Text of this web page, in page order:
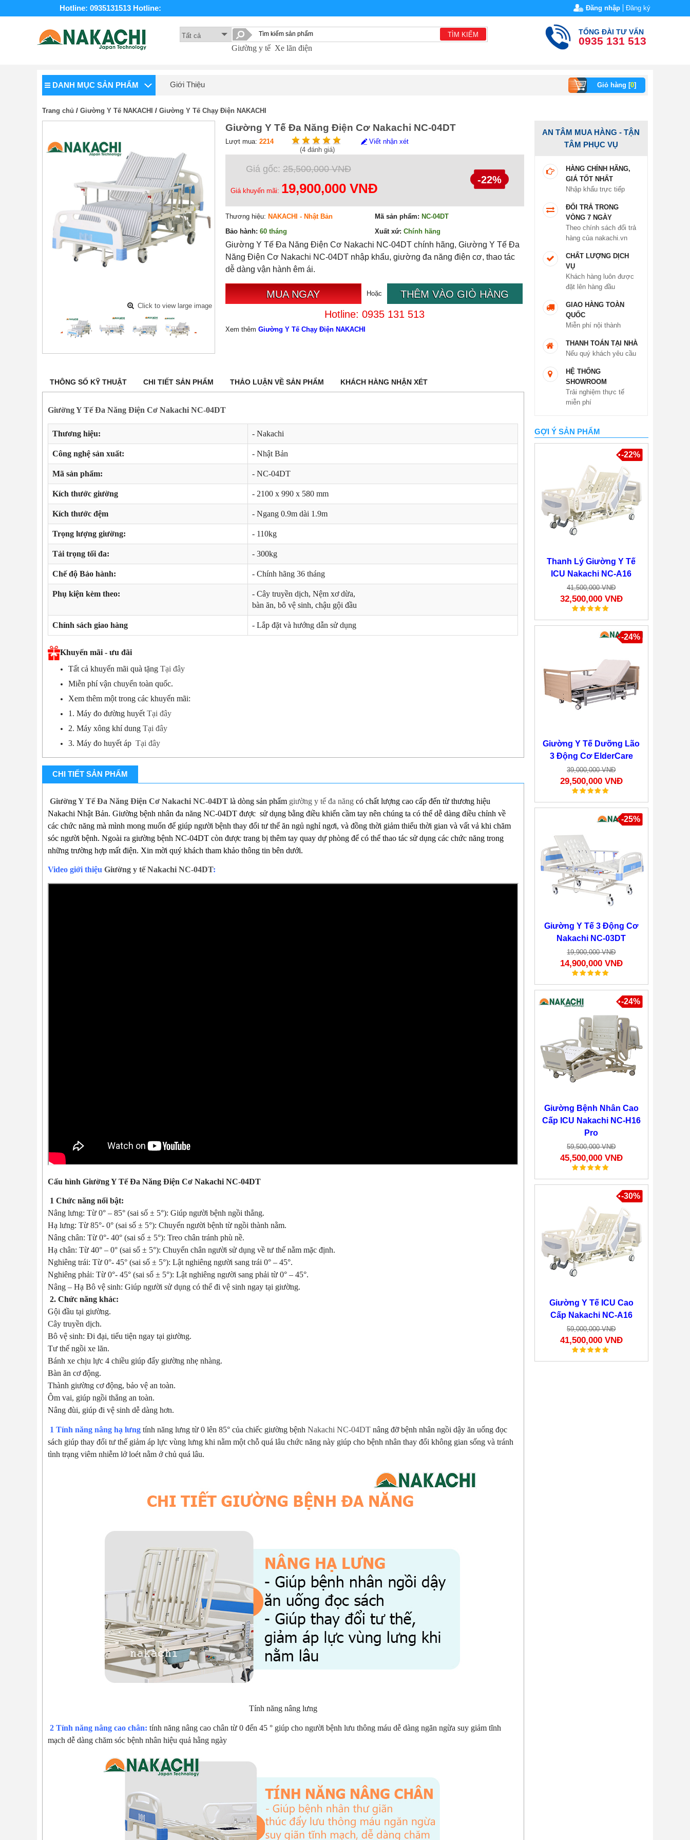
Hotline: 0935131513 Hotline: Đăng nhập Đăng ký
TÌM KIẾM
Giường y tế Xe lăn điện
TỔNG ĐÀI TƯ VẤN
0935 131 513
DANH MỤC SẢN PHẨM Giới Thiệu Giỏ hàng [0]
Trang chủ / Giường Y Tế NAKACHI / Giường Y Tế Chạy Điện NAKACHI
Click to view large image
Giường Y Tế Đa Năng Điện Cơ Nakachi NC-04DT
Lượt mua: 2214
(4đánh giá)
Viết nhận xét
Giá gốc: 25,500,000 VNĐ
Giá khuyến mãi: 19,900,000 VNĐ
-22%
Thương hiệu: NAKACHI - Nhật Bản Mã sản phẩm: NC-04DT
Bảo hành: 60tháng Xuất xứ: Chính hãng
Giường Y Tế Đa Năng Điện Cơ Nakachi NC-04DT chính hãng, Giường Y Tế Đa
Năng Điện Cơ Nakachi NC-04DT nhập khẩu, giường đa năng điện cơ, thao tác
dễ dàng vận hành êm ái.
MUA NGAY Hoặc
THÊM VÀO GIỎ HÀNG
Hotline: 0935 131 513
Xem thêm Giường Y Tế Chạy Điện NAKACHI
THÔNG SỐ KỸ THUẬT CHI TIẾT SẢN PHẨM THẢO LUẬN VỀ SẢN PHẨM KHÁCH HÀNG NHẬN XÉT
Giường Y Tế Đa Năng Điện Cơ Nakachi NC-04DT
Thương hiệu: - Nakachi
Công nghệ sản xuất: - Nhật Bản
Mã sản phẩm: - NC-04DT
Kích thước giường - 2100 x 990 x 580 mm
Kích thước đệm - Ngang 0.9m dài 1.9m
Trọng lượng giường: - 110kg
Tải trọng tối đa: - 300kg
Chế độ Bảo hành: - Chính hãng 36 tháng
Phụ kiện kèm theo:
- Cây truyền dịch, Nệm xơ dừa,
bàn ăn, bô vệ sinh, chậu gội đầu
Chính sách giao hàng - Lắp đặt và hướng dẫn sử dụng
Khuyến mãi - ưu đãi
Tất cả khuyến mãi quà tặng Tại đây
Miễn phí vận chuyển toàn quốc.
Xem thêm một trong các khuyến mãi:
1. Máy đo đường huyết Tại đây
2. Máy xông khí dung Tại đây
3. Máy đo huyết áp Tại đây
CHI TIẾT SẢN PHẨM
Giường Y Tế Đa Năng Điện Cơ Nakachi NC-04DT là dòng sản phẩm giường y tế đa năng có chất lượng cao cấp đến từ thương hiệu
Nakachi Nhật Bản. Giường bệnh nhân đa năng NC-04DT được sử dụng bằng điều khiển cầm tay nên chúng ta có thể dễ dàng điều chỉnh về
các chức năng mà mình mong muốn để giúp người bệnh thay đổi tư thế ăn ngủ nghỉ ngơi, và đồng thời giảm thiểu thời gian và vất vả khi chăm
sóc người bệnh. Ngoài ra giường bệnh NC-04DT còn được trang bị thêm tay quay dự phòng để có thể thao tác sử dụng các chức năng trong
những trường hợp mất điện. Xin mời quý khách tham khảo thông tin bên dưới.
Video giới thiệu Giường y tế Nakachi NC-04DT:
Cấu hình Giường Y Tế Đa Năng Điện Cơ Nakachi NC-04DT
1 Chức năng nổi bật:
Nâng lưng: Từ 0° – 85° (sai số ± 5°): Giúp người bệnh ngồi thẳng.
Hạ lưng: Từ 85°- 0° (sai số ± 5°): Chuyển người bệnh từ ngồi thành nằm.
Nâng chân: Từ 0°- 40° (sai số ± 5°): Treo chân tránh phù nề.
Hạ chân: Từ 40° – 0° (sai số ± 5°): Chuyển chân người sử dụng về tư thế nằm mặc định.
Nghiêng trái: Từ 0°- 45° (sai số ± 5°): Lật nghiêng người sang trái 0° – 45°.
Nghiêng phải: Từ 0°- 45° (sai số ± 5°): Lật nghiêng người sang phải từ 0° – 45°.
Nâng – Hạ Bô vệ sinh: Giúp người sử dụng có thể đi vệ sinh ngay tại giường.
2. Chức năng khác:
Gội đầu tại giường.
Cây truyền dịch.
Bô vệ sinh: Đi đại, tiểu tiện ngay tại giường.
Tư thế ngồi xe lăn.
Bánh xe chịu lực 4 chiều giúp đẩy giường nhẹ nhàng.
Bàn ăn cơ động.
Thành giường cơ động, bảo vệ an toàn.
Ôm vai, giúp ngồi thẳng an toàn.
Nâng đùi, giúp đi vệ sinh dễ dàng hơn.
1 Tính năng nâng hạ lưng tính năng lưng từ 0 lên 85° của chiếc giường bệnh Nakachi NC-04DT nâng đỡ bệnh nhân ngồi dậy ăn uống đọc
sách giúp thay đổi tư thế giảm áp lực vùng lưng khi nằm một chỗ quá lâu chức năng này giúp cho bệnh nhân thay đổi không gian sống và tránh
tình trạng viêm nhiễm lở loét nằm ở chủ quá lâu.
Tính năng nâng lưng
2 Tính năng nâng cao chân: tính năng nâng cao chân từ 0 đến 45 ° giúp cho người bệnh lưu thông máu dễ dàng ngăn ngừa suy giảm tĩnh
mạch dễ dàng chăm sóc bệnh nhân hiệu quả hằng ngày
AN TÂM MUA HÀNG - TẬN
TÂM PHỤC VỤ
HÀNG CHÍNH HÃNG,
GIÁ TỐT NHẤT
Nhập khẩu trực tiếp
ĐỔI TRẢ TRONG
VÒNG 7 NGÀY
Theo chính sách đổi trả
hàng của nakachi.vn
CHẤT LƯỢNG DỊCH
VỤ
Khách hàng luôn được
đặt lên hàng đầu
GIAO HÀNG TOÀN
QUỐC
Miễn phí nội thành
THANH TOÁN TẠI NHÀ
Nếu quý khách yêu cầu
HỆ THỐNG
SHOWROOM
Trải nghiệm thực tế
miễn phí
GỢI Ý SẢN PHẨM
Thanh Lý Giường Y Tế
ICU Nakachi NC-A16
41,500,000 VNĐ
32,500,000 VNĐ
-22%
Giường Y Tế Dưỡng Lão
3 Động Cơ ElderCare
39,000,000 VNĐ
29,500,000 VNĐ
-24%
Giường Y Tế 3 Động Cơ
Nakachi NC-03DT
19,900,000 VNĐ
14,900,000 VNĐ
-25%
Giường Bệnh Nhân Cao
Cấp ICU Nakachi NC-H16
Pro
59,500,000 VNĐ
45,500,000 VNĐ
-24%
Giường Y Tế ICU Cao
Cấp Nakachi NC-A16
59,000,000 VNĐ
41,500,000 VNĐ
-30%